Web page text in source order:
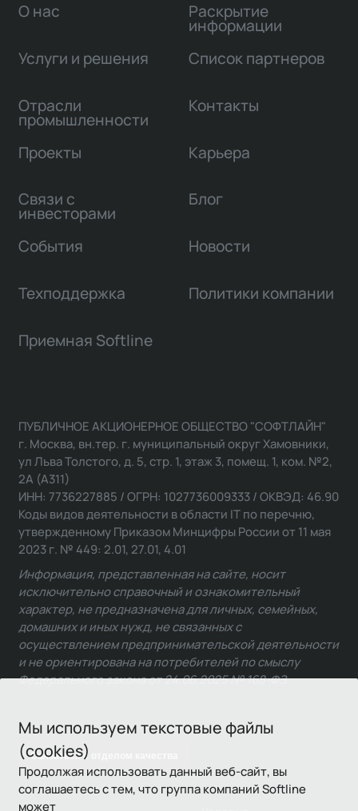
Мы используем текстовые файлы
(cookies)
Продолжая использовать данный веб-сайт, вы
соглашаетесь с тем, что группа компаний Softline
может
О нас
Услуги и решения
Отрасли
промышленности
Проекты
Связи с
инвесторами
Раскрытие
информации
Список партнеров
Контакты
Карьера
Блог
События Новости
Техподдержка Политики компании
Приемная Softline
Связаться с отделом качества
ПУБЛИЧНОЕ АКЦИОНЕРНОЕ ОБЩЕСТВО "СОФТЛАЙН"
г. Москва, вн.тер. г. муниципальный округ Хамовники,
ул Льва Толстого, д. 5, стр. 1, этаж 3, помещ. 1, ком. №2,
2А (А311)
ИНН: 7736227885 / ОГРН: 1027736009333 / ОКВЭД: 46.90
Коды видов деятельности в области IT по перечню,
утвержденному Приказом Минцифры России от 11 мая
2023 г. № 449: 2.01, 27.01, 4.01
Информация, представленная на сайте, носит
исключительно справочный и ознакомительный
характер, не предназначена для личных, семейных,
домашних и иных нужд, не связанных с
осуществлением предпринимательской деятельности
и не ориентирована на потребителей по смыслу
Федерального закона от 24.06.2025 № 168-ФЗ.